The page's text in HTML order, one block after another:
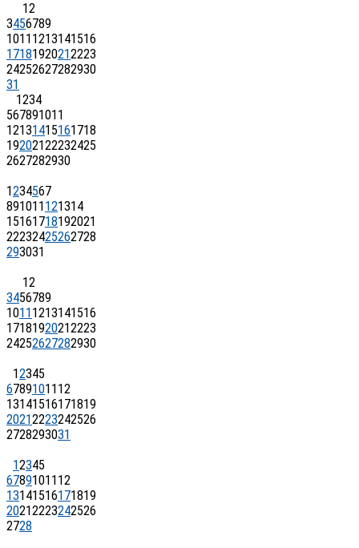
12
3456789
1011 1213141516
17181920212223
24252627282930
31
1234
567891011
12131415161718
19202122232425
2627282930
1234567
891011 121314
15161718192021
22232425262728
293031
12
3456789
1011 1213141516
17181920212223
24252627282930
12345
67891011 12
13141516171819
20212223242526
2728293031
12345
67891011 12
13141516171819
20212223242526
2728